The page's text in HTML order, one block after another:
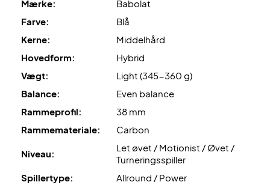
Holes Pattern System
: Til hver type af bat fra Babolat er
der indlagt et bestemt mønster af huller og i forskellige
størrelser, dette optimerer power transmisionen og øger
Er du typen der hurtigt søger mod nettet og ønsker
powerfulde slag? Så er dette padel tennis battet for dig!
Leveres uden cover!
Farve: Sort med hvide, blå og røde detaljer!
Mærke:
Babolat
Farve:
Blå
Kerne:
Middelhård
Hovedform:
Hybrid
Vægt:
Light (345-360 g)
Balance:
Even balance
Rammeprofil:
38 mm
Rammemateriale:
Carbon
Niveau:
Let øvet / Motionist / Øvet /
Turneringsspiller
Spillertype:
Allround / Power